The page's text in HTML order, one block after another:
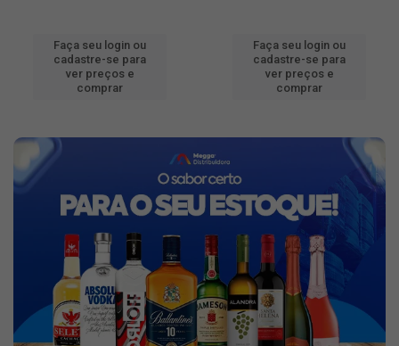
Faça seu login ou
cadastre-se para
ver preços e
comprar
Faça seu login ou
cadastre-se para
ver preços e
comprar